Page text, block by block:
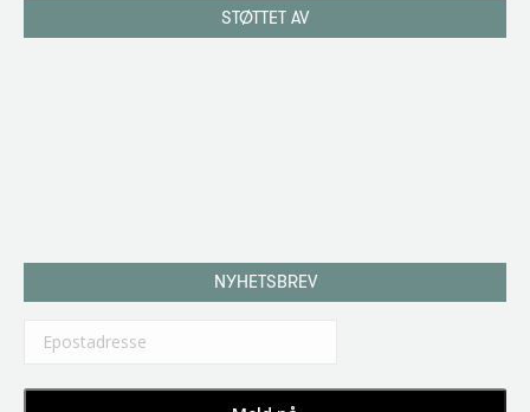
STØTTET AV
NYHETSBREV